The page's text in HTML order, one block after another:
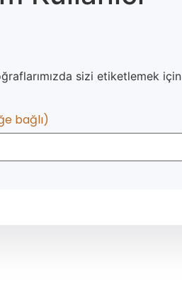
sizi etiketlemek için
bağlı)